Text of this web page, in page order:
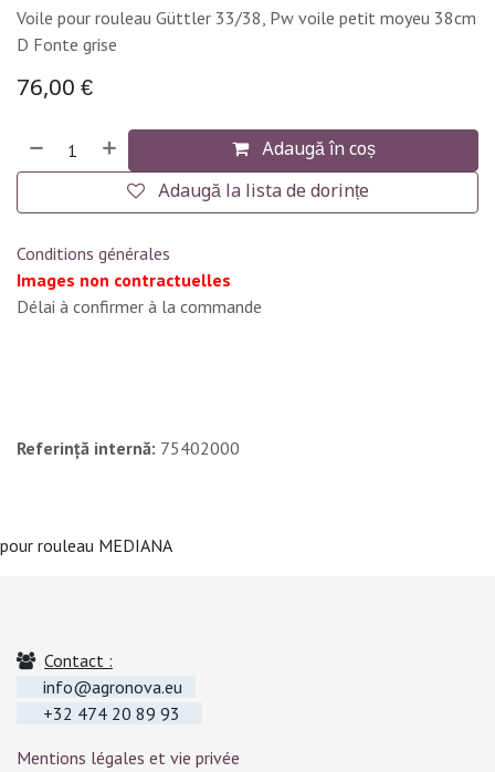
Voile pour rouleau Güttler 33/38, Pw voile petit moyeu 38cm
D Fonte grise
76,00 €
Adaugă în coș
Adaugă la lista de dorințe
Conditions générales
Images non contractuelles
Délai à confirmer à la commande
Referință internă: 75402000
pour rouleau MEDIANA
Contact :
info@agronova.eu
+32 474 20 89 93
Mentions légales et vie privée